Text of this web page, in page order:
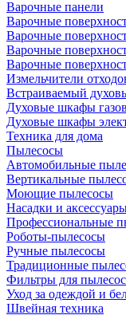
Варочные панели
Варочные
Варочные
Варочные
Варочные
Измельчители
Встраиваемый
Духовые шкафы
Духовые шкафы
Техника для дома
Пылесосы
Автомобильные
Вертикальные
Моющие пылесосы
Насадки и
Профессиональные
Роботы-пылесосы
Ручные пылесосы
Традиционные
Фильтры для
Уход за одеждой и
Швейная техника